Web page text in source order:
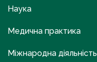
Наука
Медична практика
Міжнародна діяльність